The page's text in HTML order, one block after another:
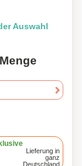
Auswahl
Lieferung in
ganz
Deutschland